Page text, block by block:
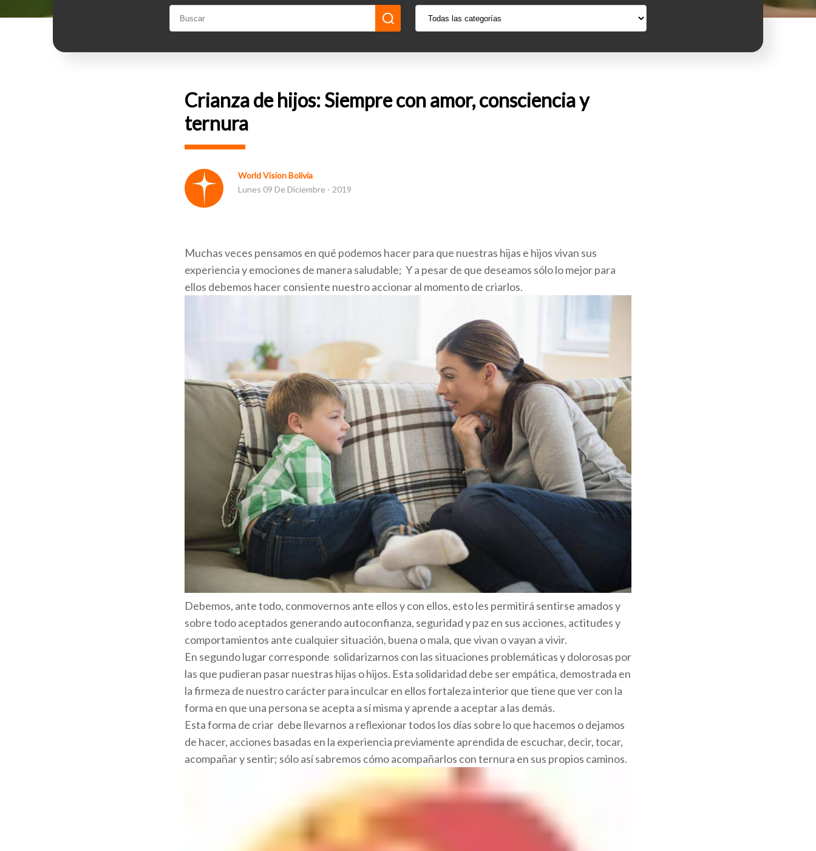
Crianza de hijos: Siempre con amor, consciencia y
ternura
World Vision Bolivia
Lunes 09 De Diciembre - 2019
Muchas veces pensamos en qué podemos hacer para que nuestras hijas e hijos vivan sus
experiencia y emociones de manera saludable; Y a pesar de que deseamos sólo lo mejor para
ellos debemos hacer consiente nuestro accionar al momento de criarlos.
Debemos, ante todo, conmovernos ante ellos y con ellos, esto les permitirá sentirse amados y
sobre todo aceptados generando autoconfianza, seguridad y paz en sus acciones, actitudes y
comportamientos ante cualquier situación, buena o mala, que vivan o vayan a vivir.
En segundo lugar corresponde solidarizarnos con las situaciones problemáticas y dolorosas por
las que pudieran pasar nuestras hijas o hijos. Esta solidaridad debe ser empática, demostrada en
la firmeza de nuestro carácter para inculcar en ellos fortaleza interior que tiene que ver con la
forma en que una persona se acepta a sí misma y aprende a aceptar a las demás.
Esta forma de criar debe llevarnos a reﬂexionar todos los días sobre lo que hacemos o dejamos
de hacer, acciones basadas en la experiencia previamente aprendida de escuchar, decir, tocar,
acompañar y sentir; sólo así sabremos cómo acompañarlos con ternura en sus propios caminos.